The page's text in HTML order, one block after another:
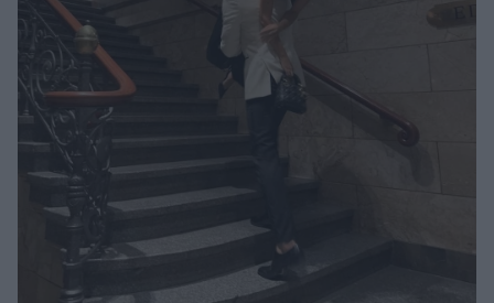
Ψυχολογία
Υγεία + Διατροφή
Σχέσεις & Σεξ
Fitness
Woman Power
Parenting
Real Women